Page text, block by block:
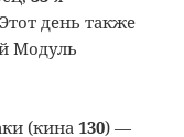
день также
Модуль
(кина130) —